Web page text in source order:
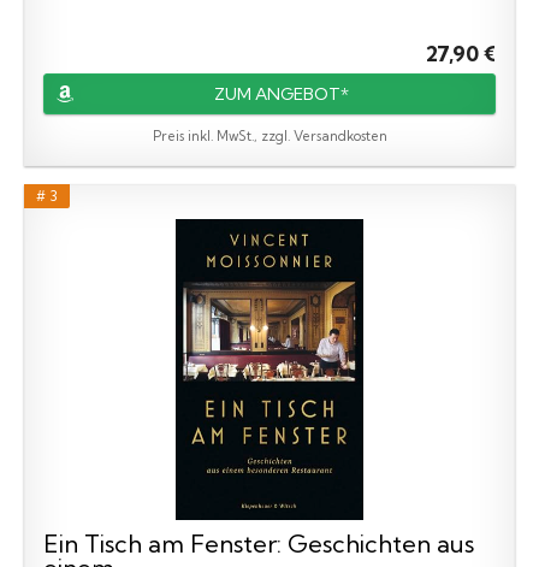
27,90 €
ZUM ANGEBOT*
Preis inkl. MwSt., zzgl. Versandkosten
# 3
Ein Tisch am Fenster: Geschichten aus